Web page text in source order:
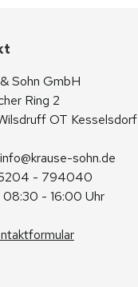
Sohn GmbH
Ring 2
OT Kesselsdorf
info@krause-sohn.de
- 794040
08:30 - 16:00 Uhr